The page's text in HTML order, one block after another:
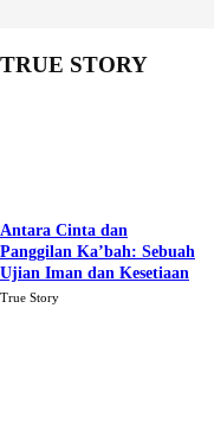
TRUE STORY
Antara Cinta dan
Panggilan Ka’bah: Sebuah
Ujian Iman dan Kesetiaan
True Story